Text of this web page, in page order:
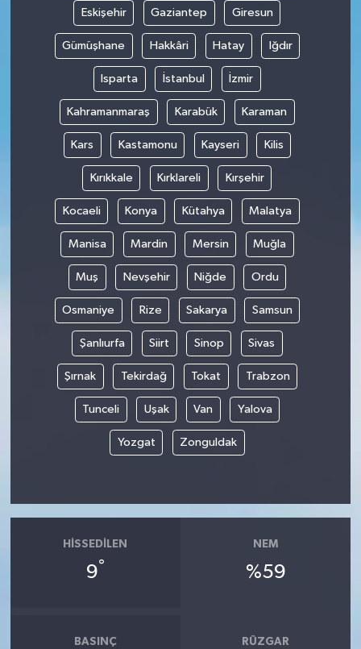
Eskişehir Gaziantep Giresun
Gümüşhane Hakkâri Hatay Iğdır
Isparta İstanbul İzmir
Kahramanmaraş Karabük Karaman
Kars Kastamonu Kayseri Kilis
Kırıkkale Kırklareli Kırşehir
Kocaeli Konya Kütahya Malatya
Manisa Mardin Mersin Muğla
Muş Nevşehir Niğde Ordu
Osmaniye Rize Sakarya Samsun
Şanlıurfa Siirt Sinop Sivas
Şırnak Tekirdağ Tokat Trabzon
Tunceli Uşak Van Yalova
Yozgat Zonguldak
HISSEDILEN
9°
NEM
%59
BASINÇ RÜZGAR